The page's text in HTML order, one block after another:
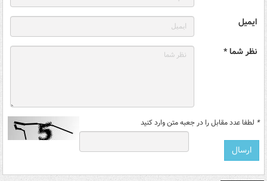
ایمیل
نظر شما *
* لطفا عدد مقابل را در جعبه متن وارد کنید